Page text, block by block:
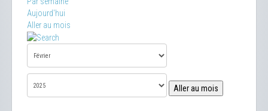
Aujourd'hui
Aller au mois
Aller au mois